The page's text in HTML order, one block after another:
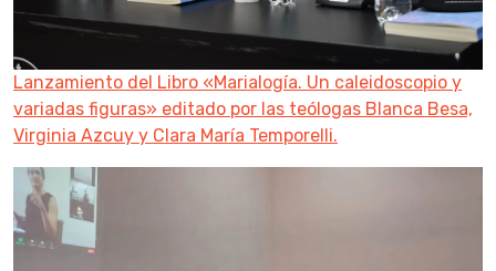
Lanzamiento del Libro «Marialogía. Un caleidoscopio y
variadas figuras» editado por las teólogas Blanca Besa,
Virginia Azcuy y Clara María Temporelli.